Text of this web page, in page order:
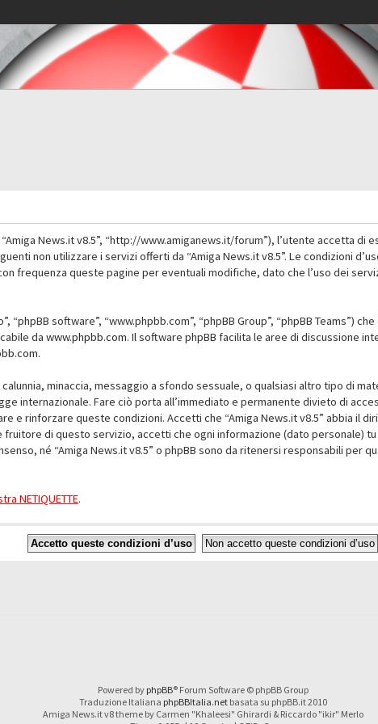
News.it v8.5”, “http://www.amiganews.it/forum”), l’utente accetta
non utilizzare i servizi offerti da “Amiga News.it v8.5”. Le condizioni
frequenza queste pagine per eventuali modifiche, dato che l’uso dei
“phpBB software”, “www.phpbb.com”, “phpBB Group”, “phpBB Teams”)
dawww.phpbb.com. Il software phpBB facilita le aree di discussione
.
minaccia, messaggio a sfondo sessuale, o qualsiasi altro tipo di
internazionale. Fare ciò porta all’immediato e permanente divieto di
e rinforzare queste condizioni. Accetti che “Amiga News.it v8.5” abbia il
di questo servizio, accetti che ogni informazione (dato personale)
né “Amiga News.it v8.5” o phpBB sono da ritenersi responsabili per
NETIQUETTE.
Powered by phpBB® Forum Software © phpBB Group
Traduzione Italiana phpBBItalia.netbasata su phpBB.it 2010
Amiga News.it v8 theme by Carmen "Khaleesi" Ghirardi & Riccardo "ikir" Merlo